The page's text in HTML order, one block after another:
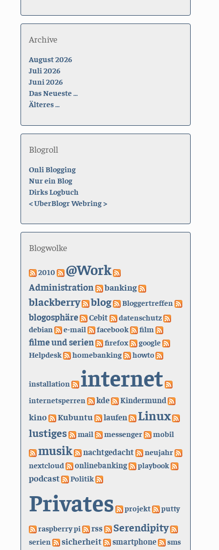
Archive
August 2026
Juli 2026
Juni 2026
Das Neueste ...
Älteres ...
Blogroll
Onli Blogging
Nur ein Blog
Dirks Logbuch
<UberBlogr Webring>
Blogwolke
2010 @Work
Administration banking
blackberry blog Bloggertreffen
blogosphäre Cebit datenschutz
debian e-mail facebook film
filme und serien firefox
google
Helpdesk
homebanking howto
installation internet
internetsperren kde Kindermund
kino Kubuntu laufen Linux
lustiges mail messenger mobil
musik nachtgedacht neujahr
nextcloud onlinebanking playbook
podcast Politik
Privates projekt putty
raspberry pi rss Serendipity
serien sicherheit smartphone
sms